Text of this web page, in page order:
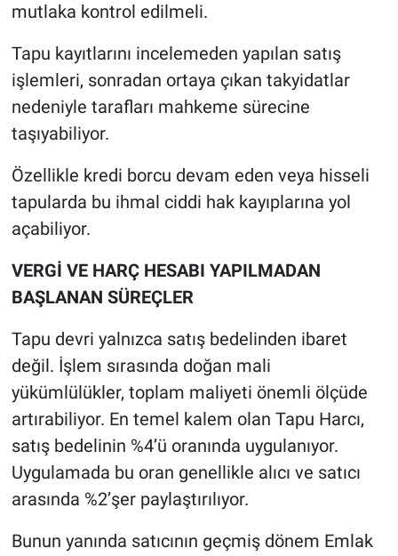
mutlaka kontrol edilmeli.
Tapu kayıtlarını incelemeden yapılan satış
işlemleri, sonradan ortaya çıkan takyidatlar
nedeniyle tarafları mahkeme sürecine
taşıyabiliyor.
Özellikle kredi borcu devam eden veya hisseli
tapularda bu ihmal ciddi hak kayıplarına yol
açabiliyor.
VERGİ VE HARÇ HESABI YAPILMADAN
BAŞLANAN SÜREÇLER
Tapu devri yalnızca satış bedelinden ibaret
değil. İşlem sırasında doğan mali
yükümlülükler, toplam maliyeti önemli ölçüde
artırabiliyor. En temel kalem olan Tapu Harcı,
satış bedelinin %4’ü oranında uygulanıyor.
Uygulamada bu oran genellikle alıcı ve satıcı
arasında %2’şer paylaştırılıyor.
Bunun yanında satıcının geçmiş dönem Emlak